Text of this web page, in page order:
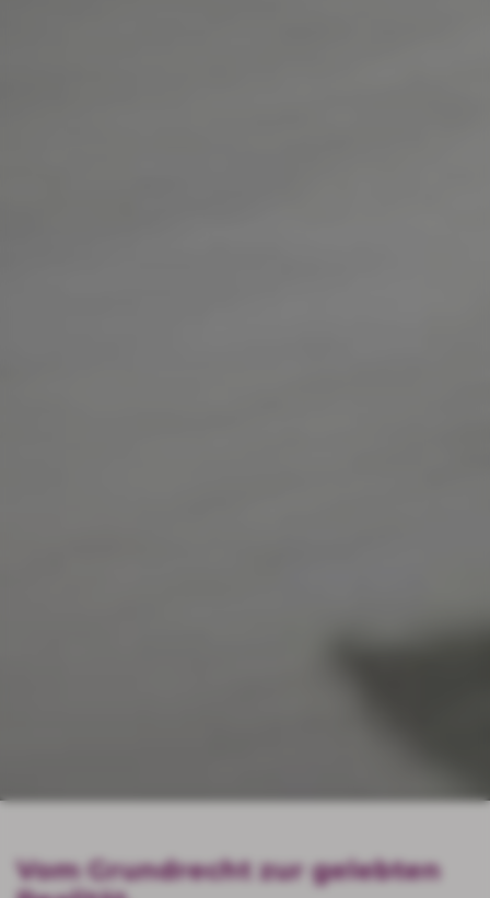
Vom Grundrecht zur gelebten